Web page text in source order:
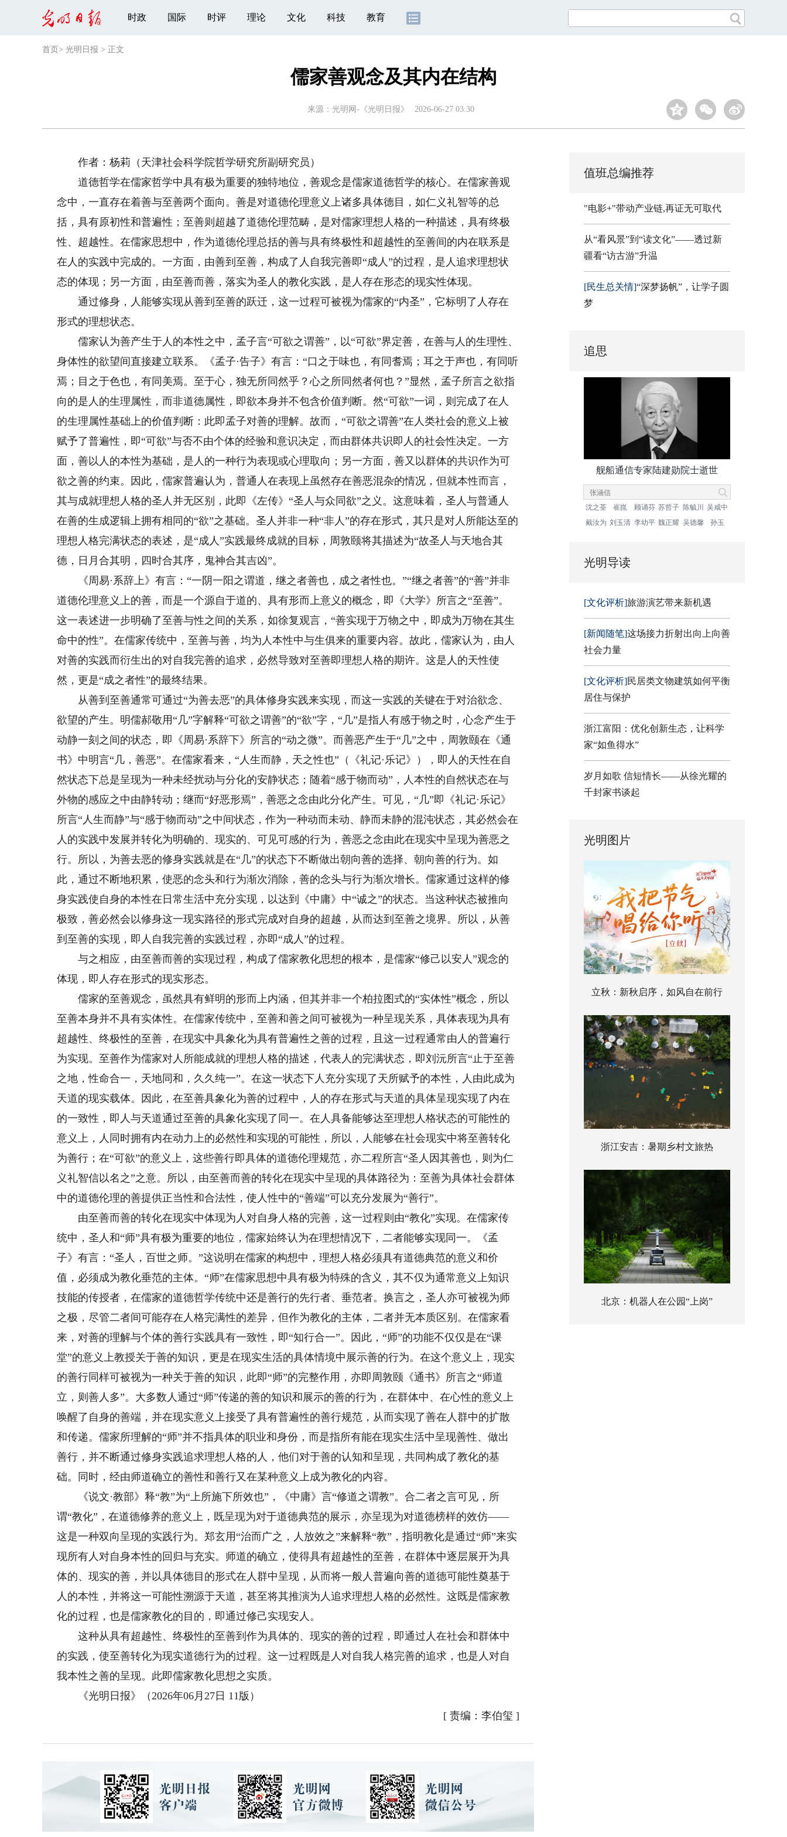
时政 国际 时评 理论 文化 科技 教育
首页 > 光明日报 > 正文
儒家善观念及其内在结构
来源： 光明网-《光明日报》 2026-06-27 03:30
作者：杨莉（天津社会科学院哲学研究所副研究员）
道德哲学在儒家哲学中具有极为重要的独特地位，善观念是儒家道德哲学的核心。在儒家善观
念中，一直存在着善与至善两个面向。善是对道德伦理意义上诸多具体德目，如仁义礼智等的总
括，具有原初性和普遍性；至善则超越了道德伦理范畴，是对儒家理想人格的一种描述，具有终极
性、超越性。在儒家思想中，作为道德伦理总括的善与具有终极性和超越性的至善间的内在联系是
在人的实践中完成的。一方面，由善到至善，构成了人自我完善即“成人”的过程，是人追求理想状
态的体现；另一方面，由至善而善，落实为圣人的教化实践，是人存在形态的现实性体现。
通过修身，人能够实现从善到至善的跃迁，这一过程可被视为儒家的“内圣”，它标明了人存在
形式的理想状态。
儒家认为善产生于人的本性之中，孟子言“可欲之谓善”，以“可欲”界定善，在善与人的生理性、
身体性的欲望间直接建立联系。《孟子·告子》有言：“口之于味也，有同耆焉；耳之于声也，有同听
焉；目之于色也，有同美焉。至于心，独无所同然乎？心之所同然者何也？”显然，孟子所言之欲指
向的是人的生理属性，而非道德属性，即欲本身并不包含价值判断。然“可欲”一词，则完成了在人
的生理属性基础上的价值判断：此即孟子对善的理解。故而，“可欲之谓善”在人类社会的意义上被
赋予了普遍性，即“可欲”与否不由个体的经验和意识决定，而由群体共识即人的社会性决定。一方
面，善以人的本性为基础，是人的一种行为表现或心理取向；另一方面，善又以群体的共识作为可
欲之善的约束。因此，儒家普遍认为，普通人在表现上虽然存在善恶混杂的情况，但就本性而言，
其与成就理想人格的圣人并无区别，此即《左传》“圣人与众同欲”之义。这意味着，圣人与普通人
在善的生成逻辑上拥有相同的“欲”之基础。圣人并非一种“非人”的存在形式，其只是对人所能达至的
理想人格完满状态的表述，是“成人”实践最终成就的目标，周敦颐将其描述为“故圣人与天地合其
德，日月合其明，四时合其序，鬼神合其吉凶”。
《周易·系辞上》有言：“一阴一阳之谓道，继之者善也，成之者性也。”“继之者善”的“善”并非
道德伦理意义上的善，而是一个源自于道的、具有形而上意义的概念，即《大学》所言之“至善”。
这一表述进一步明确了至善与性之间的关系，如徐复观言，“善实现于万物之中，即成为万物在其生
命中的性”。在儒家传统中，至善与善，均为人本性中与生俱来的重要内容。故此，儒家认为，由人
对善的实践而衍生出的对自我完善的追求，必然导致对至善即理想人格的期许。这是人的天性使
然，更是“成之者性”的最终结果。
从善到至善通常可通过“为善去恶”的具体修身实践来实现，而这一实践的关键在于对治欲念、
欲望的产生。明儒郝敬用“几”字解释“可欲之谓善”的“欲”字，“几”是指人有感于物之时，心念产生于
动静一刻之间的状态，即《周易·系辞下》所言的“动之微”。而善恶产生于“几”之中，周敦颐在《通
书》中明言“几，善恶”。在儒家看来，“人生而静，天之性也”（《礼记·乐记》），即人的天性在自
然状态下总是呈现为一种未经扰动与分化的安静状态；随着“感于物而动”，人本性的自然状态在与
外物的感应之中由静转动；继而“好恶形焉”，善恶之念由此分化产生。可见，“几”即《礼记·乐记》
所言“人生而静”与“感于物而动”之中间状态，作为一种动而未动、静而未静的混沌状态，其必然会在
人的实践中发展并转化为明确的、现实的、可见可感的行为，善恶之念由此在现实中呈现为善恶之
行。所以，为善去恶的修身实践就是在“几”的状态下不断做出朝向善的选择、朝向善的行为。如
此，通过不断地积累，使恶的念头和行为渐次消除，善的念头与行为渐次增长。儒家通过这样的修
身实践使自身的本性在日常生活中充分实现，以达到《中庸》中“诚之”的状态。当这种状态被推向
极致，善必然会以修身这一现实路径的形式完成对自身的超越，从而达到至善之境界。所以，从善
到至善的实现，即人自我完善的实践过程，亦即“成人”的过程。
与之相应，由至善而善的实现过程，构成了儒家教化思想的根本，是儒家“修己以安人”观念的
体现，即人存在形式的现实形态。
儒家的至善观念，虽然具有鲜明的形而上内涵，但其并非一个柏拉图式的“实体性”概念，所以
至善本身并不具有实体性。在儒家传统中，至善和善之间可被视为一种呈现关系，具体表现为具有
超越性、终极性的至善，在现实中具象化为具有普遍性之善的过程，且这一过程通常由人的普遍行
为实现。至善作为儒家对人所能成就的理想人格的描述，代表人的完满状态，即刘沅所言“止于至善
之地，性命合一，天地同和，久久纯一”。在这一状态下人充分实现了天所赋予的本性，人由此成为
天道的现实载体。因此，在至善具象化为善的过程中，人的存在形式与天道的具体呈现实现了内在
的一致性，即人与天道通过至善的具象化实现了同一。在人具备能够达至理想人格状态的可能性的
意义上，人同时拥有内在动力上的必然性和实现的可能性，所以，人能够在社会现实中将至善转化
为善行；在“可欲”的意义上，这些善行即具体的道德伦理规范，亦二程所言“圣人因其善也，则为仁
义礼智信以名之”之意。所以，由至善而善的转化在现实中呈现的具体路径为：至善为具体社会群体
中的道德伦理的善提供正当性和合法性，使人性中的“善端”可以充分发展为“善行”。
由至善而善的转化在现实中体现为人对自身人格的完善，这一过程则由“教化”实现。在儒家传
统中，圣人和“师”具有极为重要的地位，儒家始终认为在理想情况下，二者能够实现同一。《孟
子》有言：“圣人，百世之师。”这说明在儒家的构想中，理想人格必须具有道德典范的意义和价
值，必须成为教化垂范的主体。“师”在儒家思想中具有极为特殊的含义，其不仅为通常意义上知识
技能的传授者，在儒家的道德哲学传统中还是善行的先行者、垂范者。换言之，圣人亦可被视为师
之极，尽管二者间可能存在人格完满性的差异，但作为教化的主体，二者并无本质区别。在儒家看
来，对善的理解与个体的善行实践具有一致性，即“知行合一”。因此，“师”的功能不仅仅是在“课
堂”的意义上教授关于善的知识，更是在现实生活的具体情境中展示善的行为。在这个意义上，现实
的善行同样可被视为一种关于善的知识，此即“师”的完整作用，亦即周敦颐《通书》所言之“师道
立，则善人多”。大多数人通过“师”传递的善的知识和展示的善的行为，在群体中、在心性的意义上
唤醒了自身的善端，并在现实意义上接受了具有普遍性的善行规范，从而实现了善在人群中的扩散
和传递。儒家所理解的“师”并不指具体的职业和身份，而是指所有能在现实生活中呈现善性、做出
善行，并不断通过修身实践追求理想人格的人，他们对于善的认知和呈现，共同构成了教化的基
础。同时，经由师道确立的善性和善行又在某种意义上成为教化的内容。
《说文·教部》释“教”为“上所施下所效也”，《中庸》言“修道之谓教”。合二者之言可见，所
谓“教化”，在道德修养的意义上，既呈现为对于道德典范的展示，亦呈现为对道德榜样的效仿——
这是一种双向呈现的实践行为。郑玄用“治而广之，人放效之”来解释“教”，指明教化是通过“师”来实
现所有人对自身本性的回归与充实。师道的确立，使得具有超越性的至善，在群体中逐层展开为具
体的、现实的善，并以具体德目的形式在人群中呈现，从而将一般人普遍向善的道德可能性奠基于
人的本性，并将这一可能性溯源于天道，甚至将其推演为人追求理想人格的必然性。这既是儒家教
化的过程，也是儒家教化的目的，即通过修己实现安人。
这种从具有超越性、终极性的至善到作为具体的、现实的善的过程，即通过人在社会和群体中
的实践，使至善转化为现实道德行为的过程。这一过程既是人对自我人格完善的追求，也是人对自
我本性之善的呈现。此即儒家教化思想之实质。
《光明日报》（2026年06月27日 11版）
[ 责编：李伯玺 ]
值班总编推荐
"电影+"带动产业链,再证无可取代
从“看风景”到“读文化”——透过新
疆看“访古游”升温
[民生总关情]“深梦扬帆”，让学子圆
梦
追思
舰船通信专家陆建勋院士逝世
沈之荃 崔崑 顾诵芬 苏哲子 陈毓川
吴咸中
戴汝为 刘玉清 李幼平 魏正耀 吴德馨 孙玉
光明导读
[文化评析]旅游演艺带来新机遇
[新闻随笔]这场接力折射出向上向善
社会力量
[文化评析]民居类文物建筑如何平衡
居住与保护
浙江富阳：优化创新生态，让科学
家“如鱼得水”
岁月如歌 信短情长——从徐光耀的
千封家书谈起
光明图片
立秋：新秋启序，如风自在前行
浙江安吉：暑期乡村文旅热
北京：机器人在公园“上岗”